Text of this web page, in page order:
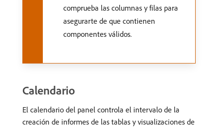
comprueba las columnas y filas para
asegurarte de que contienen
componentes válidos.
Calendario
El calendario del panel controla el intervalo de la
creación de informes de las tablas y visualizaciones de